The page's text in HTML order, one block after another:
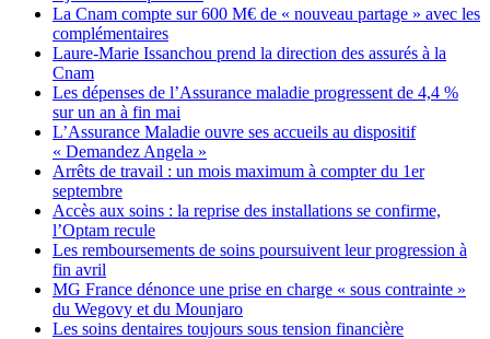
La Cnam compte sur 600 M€ de « nouveau partage » avec les
complémentaires
Laure-Marie Issanchou prend la direction des assurés à la
Cnam
Les dépenses de l’Assurance maladie progressent de 4,4 %
sur un an à fin mai
L’Assurance Maladie ouvre ses accueils au dispositif
« Demandez Angela »
Arrêts de travail : un mois maximum à compter du 1er
septembre
Accès aux soins : la reprise des installations se confirme,
l’Optam recule
Les remboursements de soins poursuivent leur progression à
fin avril
MG France dénonce une prise en charge « sous contrainte »
du Wegovy et du Mounjaro
Les soins dentaires toujours sous tension financière